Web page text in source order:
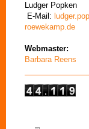
Ludger Popken
E-Mail:
roewekamp.de
Webmaster:
Barbara Reens